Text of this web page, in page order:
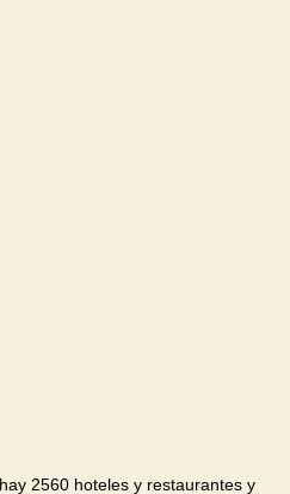
2560 hoteles y restaurantes y